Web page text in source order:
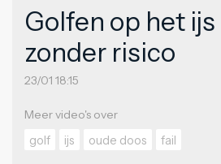
Golfen op het
zonder risico
23/01 18:15
Meer video's over
golf
ijs oude doos fail